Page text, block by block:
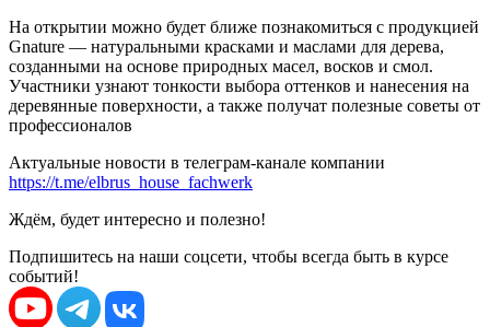
На открытии можно будет ближе познакомиться с продукцией
Gnature — натуральными красками и маслами для дерева,
созданными на основе природных масел, восков и смол.
Участники узнают тонкости выбора оттенков и нанесения на
деревянные поверхности, а также получат полезные советы от
профессионалов
Актуальные новости в телеграм-канале компании
https://t.me/elbrus_house_fachwerk
Ждём, будет интересно и полезно!
Подпишитесь на наши соцсети, чтобы всегда быть в курсе
событий!